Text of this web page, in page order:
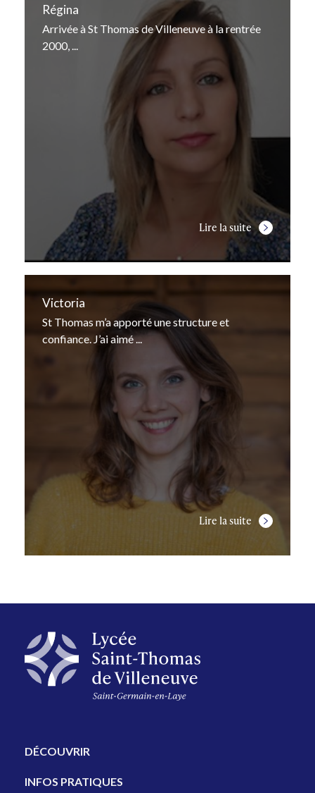
Régina
Arrivée à St Thomas de Villeneuve à la rentrée
2000, ...
Lire la suite
Victoria
St Thomas m’a apporté une structure et
confiance. J’ai aimé ...
Lire la suite
DÉCOUVRIR
INFOS PRATIQUES